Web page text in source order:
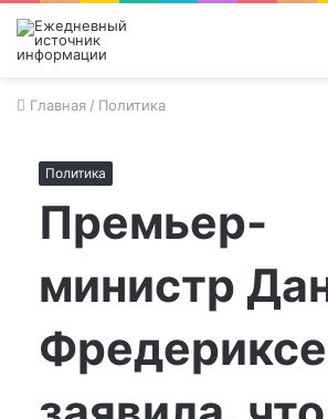
Главная / Политика
Политика
Премьер-
министр